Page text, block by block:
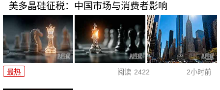
美多晶硅征税：中国市场与消费者影响
最热 阅读 2422 2小时前